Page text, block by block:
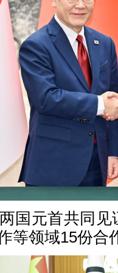
国元首共同
等领域15份合